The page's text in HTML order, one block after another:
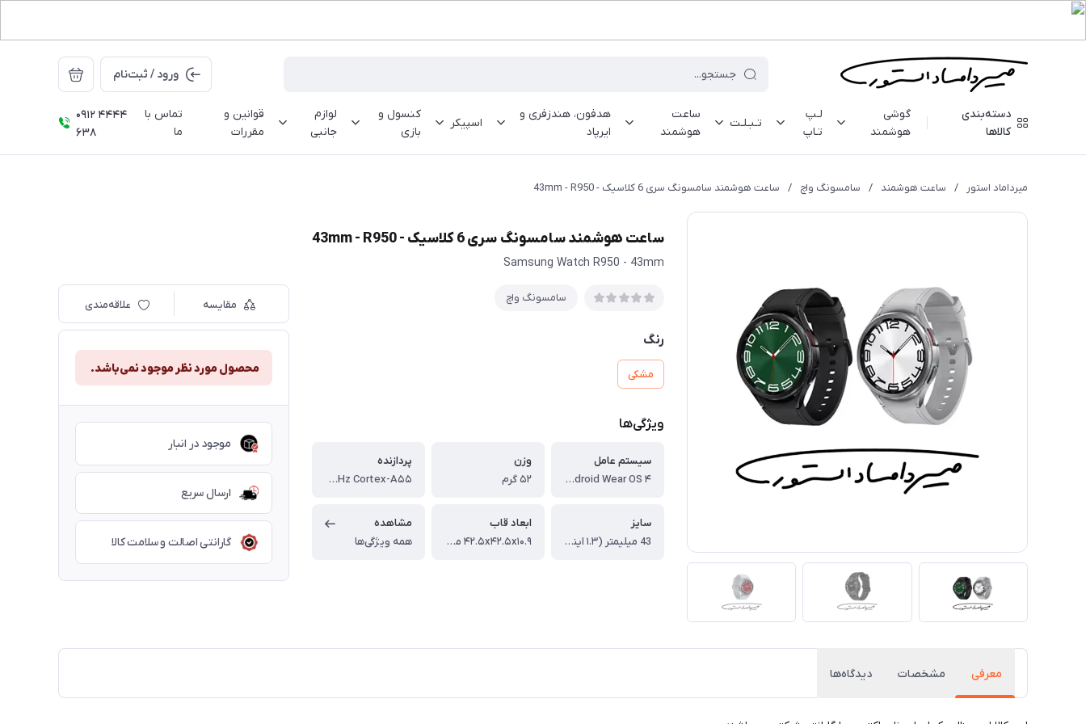
ورود / ثبت‌نام
دسته‌بندی
کالاها
گوشی
هوشمند
لـپ
تـاپ
تـبـلـت
ساعت
هوشمند
هدفون، هندزفری و
ایرپاد
اسپیکر
کنسول و
بازی
لوازم
جانبی
قوانین و
مقررات
تماس با
ما
0912 4444
638
میرداماد استور / ساعت هوشمند / سامسونگ واچ / ساعت هوشمند سامسونگ سری 6 کلاسیک - 43mm - R950
ساعت هوشمند سامسونگ سری 6 کلاسیک - 43mm - R950
Samsung Watch R950 - 43mm
سامسونگ واچ
رنگ
مشکی
ویژگی‌ها
سیستم عامل
Android Wear OS ۴
وزن
۵۲ گرم
پردازنده
Exynos W۹۳۰ Dual-core ۱.۴ GHz Cortex-A۵۵
سایز
43 میلیمتر (۱.۳ اینچ)
ابعاد قاب
۴۲.۵x۴۲.۵x۱۰.۹ میلی‌متر
مشاهده
همه ویژگی‌ها
مقایسه علاقه‌مندی
محصول مورد نظر موجود نمی‌باشد.
موجود در انبار
ارسال سریع
گارانتی اصالت و سلامت کالا
معرفی مشخصات دیدگاه‌ها